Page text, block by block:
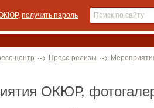
ОКЮР, получить пароль
центр Пресс-релизы
ОКЮР,